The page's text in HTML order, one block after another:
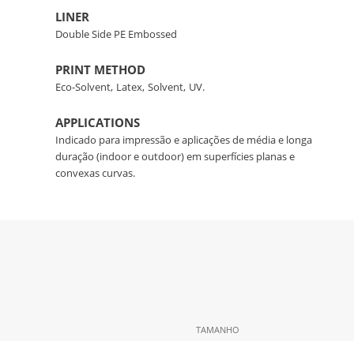
LINER
Double Side PE Embossed
PRINT METHOD
Eco-Solvent, Latex, Solvent, UV.
APPLICATIONS
Indicado para impressão e aplicações de média e longa
duração (indoor e outdoor) em superfícies planas e
convexas curvas.
TAMANHO